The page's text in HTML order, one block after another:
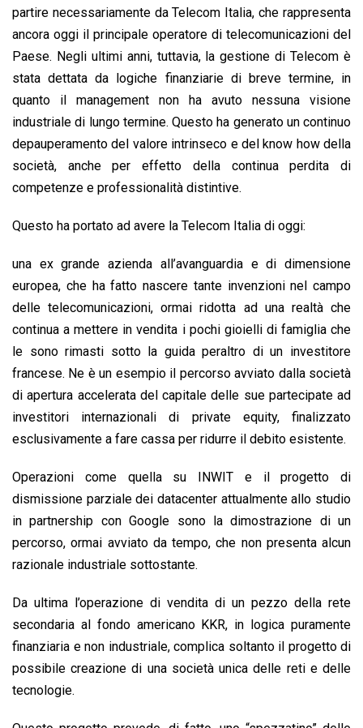
partire necessariamente da Telecom Italia, che rappresenta
ancora oggi il principale operatore di telecomunicazioni del
Paese. Negli ultimi anni, tuttavia, la gestione di Telecom è
stata dettata da logiche finanziarie di breve termine, in
quanto il management non ha avuto nessuna visione
industriale di lungo termine. Questo ha generato un continuo
depauperamento del valore intrinseco e del know how della
società, anche per effetto della continua perdita di
competenze e professionalità distintive.
Questo ha portato ad avere la Telecom Italia di oggi:
una ex grande azienda all’avanguardia e di dimensione
europea, che ha fatto nascere tante invenzioni nel campo
delle telecomunicazioni, ormai ridotta ad una realtà che
continua a mettere in vendita i pochi gioielli di famiglia che
le sono rimasti sotto la guida peraltro di un investitore
francese. Ne è un esempio il percorso avviato dalla società
di apertura accelerata del capitale delle sue partecipate ad
investitori internazionali di private equity, finalizzato
esclusivamente a fare cassa per ridurre il debito esistente.
Operazioni come quella su INWIT e il progetto di
dismissione parziale dei datacenter attualmente allo studio
in partnership con Google sono la dimostrazione di un
percorso, ormai avviato da tempo, che non presenta alcun
razionale industriale sottostante.
Da ultima l’operazione di vendita di un pezzo della rete
secondaria al fondo americano KKR, in logica puramente
finanziaria e non industriale, complica soltanto il progetto di
possibile creazione di una società unica delle reti e delle
tecnologie.